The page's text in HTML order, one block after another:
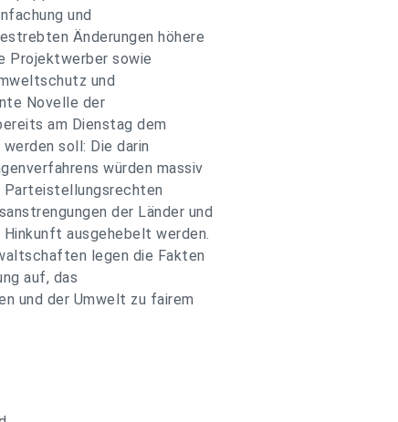
und
Änderungen höhere
Projektwerber sowie
und
Novelle der
am Dienstag dem
soll: Die darin
würden massiv
Parteistellungsrechten
der Länder und
ausgehebelt werden.
legen die Fakten
auf, das
und der Umwelt zu fairem